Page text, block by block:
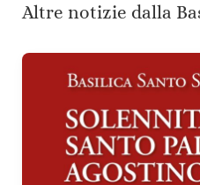
Altre notizie dalla